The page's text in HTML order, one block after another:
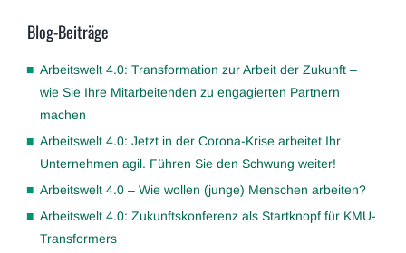
Blog-Beiträge
Arbeitswelt 4.0: Transformation zur Arbeit der Zukunft –
wie Sie Ihre Mitarbeitenden zu engagierten Partnern
machen
Arbeitswelt 4.0: Jetzt in der Corona-Krise arbeitet Ihr
Unternehmen agil. Führen Sie den Schwung weiter!
Arbeitswelt 4.0 – Wie wollen (junge) Menschen arbeiten?
Arbeitswelt 4.0: Zukunftskonferenz als Startknopf für KMU-
Transformers